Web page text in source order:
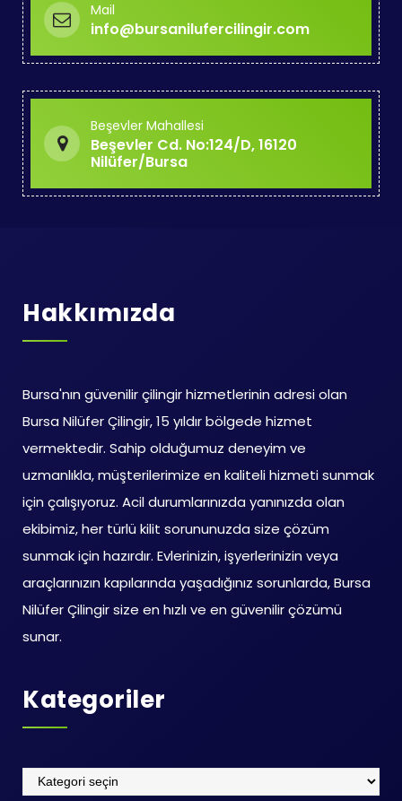
Mail
info@bursanilufercilingir.com
Beşevler Mahallesi
Beşevler Cd. No:124/D, 16120
Nilüfer/Bursa
Hakkımızda
Bursa'nın güvenilir çilingir hizmetlerinin adresi olan
Bursa Nilüfer Çilingir, 15 yıldır bölgede hizmet
vermektedir. Sahip olduğumuz deneyim ve
uzmanlıkla, müşterilerimize en kaliteli hizmeti sunmak
için çalışıyoruz. Acil durumlarınızda yanınızda olan
ekibimiz, her türlü kilit sorununuzda size çözüm
sunmak için hazırdır. Evlerinizin, işyerlerinizin veya
araçlarınızın kapılarında yaşadığınız sorunlarda, Bursa
Nilüfer Çilingir size en hızlı ve en güvenilir çözümü
sunar.
Kategoriler
Kategoriler